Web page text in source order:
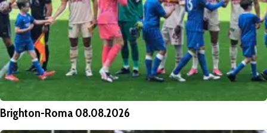
Brighton-Roma 08.08.2026